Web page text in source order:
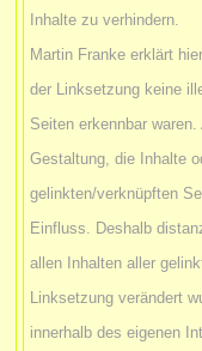
Inhalte zu verhindern.
Martin Franke erklärt
der Linksetzung keine
Seiten erkennbar
Gestaltung, die Inhalte
gelinkten/verknüpften
Einfluss. Deshalb
allen Inhalten aller
Linksetzung verändert
innerhalb des eigenen